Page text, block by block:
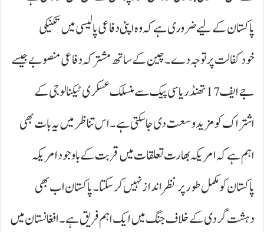
پاکستان کے لیے ضروری ہے کہ وہ اپنی دفاعی پالیسی میں تکنیکی
خودکفالت پر توجہ دے۔ چین کے ساتھ مشترکہ دفاعی منصوبے جیسے
جے ایف 17تھنڈر یا سی پیک سے منسلک عسکری ٹیکنالوجی کے
اشتراک کو مزید وسعت دی جا سکتی ہے۔ اس تناظر میں یہ بات بھی
اہم ہے کہ امریکہ بھارت تعلقات میں قربت کے باوجود امریکہ
پاکستان کو مکمل طور پر نظرانداز نہیں کر سکتا۔ پاکستان اب بھی
دہشت گردی کے خلاف جنگ میں ایک اہم فریق ہے۔ افغانستان میں